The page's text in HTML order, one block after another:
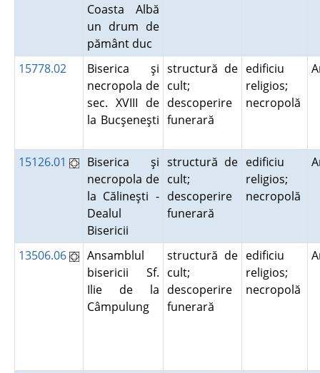
Coasta Albă
un drum de
pământ duc
15778.02
Biserica şi
necropola de
sec. XVIII de
la Bucşeneşti
structură de
cult;
descoperire
funerară
edificiu
religios;
necropolă
15126.01
Biserica şi
necropola de
la Călineşti -
Dealul
Bisericii
structură de
cult;
descoperire
funerară
edificiu
religios;
necropolă
13506.06
Ansamblul
bisericii Sf.
Ilie de la
Câmpulung
structură de
cult;
descoperire
funerară
edificiu
religios;
necropolă